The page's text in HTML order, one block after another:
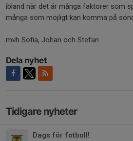
ibland när det är många faktorer som
många som möjligt kan komma på
mvh Sofia, Johan och Stefan
Dela nyhet
Tidigare nyheter
Dags för fotboll!